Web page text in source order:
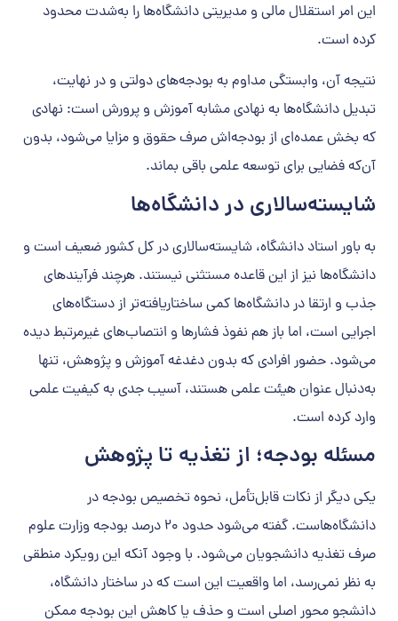
این امر استقلال مالی و مدیریتی دانشگاه‌ها را به‌شدت محدود
کرده است.
نتیجه آن، وابستگی مداوم به بودجه‌های دولتی و در نهایت،
تبدیل دانشگاه‌ها به نهادی مشابه آموزش و پرورش است: نهادی
که بخش عمده‌ای از بودجه‌اش صرف حقوق و مزایا می‌شود، بدون
آن‌که فضایی برای توسعه علمی باقی بماند.
شایسته‌سالاری در دانشگاه‌ها
به باور استاد دانشگاه، شایسته‌سالاری در کل کشور ضعیف است و
دانشگاه‌ها نیز از این قاعده مستثنی نیستند. هرچند فرآیندهای
جذب و ارتقا در دانشگاه‌ها کمی ساختاریافته‌تر از دستگاه‌های
اجرایی است، اما باز هم نفوذ فشارها و انتصاب‌های غیرمرتبط دیده
می‌شود. حضور افرادی که بدون دغدغه آموزش و پژوهش، تنها
به‌دنبال عنوان هیئت علمی هستند، آسیب جدی به کیفیت علمی
وارد کرده است.
مسئله بودجه؛ از تغذیه تا پژوهش
یکی دیگر از نکات قابل‌تأمل، نحوه تخصیص بودجه در
دانشگاه‌هاست. گفته می‌شود حدود ۲۰ درصد بودجه وزارت علوم
صرف تغذیه دانشجویان می‌شود. با وجود آنکه این رویکرد منطقی
به نظر نمی‌رسد، اما واقعیت این است که در ساختار دانشگاه،
دانشجو محور اصلی است و حذف یا کاهش این بودجه ممکن